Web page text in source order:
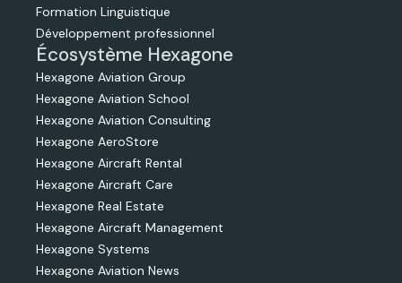
Formation Linguistique
Développement professionnel
Écosystème Hexagone
Hexagone Aviation Group
Hexagone Aviation School
Hexagone Aviation Consulting
Hexagone AeroStore
Hexagone Aircraft Rental
Hexagone Aircraft Care
Hexagone Real Estate
Hexagone Aircraft Management
Hexagone Systems
Hexagone Aviation News